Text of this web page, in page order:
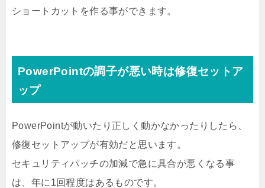
ショートカットを作る事ができます。
PowerPointの調子が悪い時は修復セットア
ップ
PowerPointが動いたり正しく動かなかったりしたら、
修復セットアップが有効だと思います。
セキュリティパッチの加減で急に具合が悪くなる事
は、年に1回程度はあるものです。